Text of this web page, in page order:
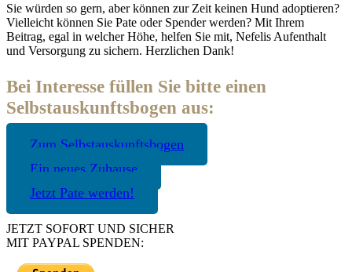
Sie würden so gern, aber können zur Zeit keinen Hund adoptieren?
Vielleicht können Sie Pate oder Spender werden? Mit Ihrem
Beitrag, egal in welcher Höhe, helfen Sie mit, Nefelis Aufenthalt
und Versorgung zu sichern. Herzlichen Dank!
Bei Interesse füllen Sie bitte einen
Selbstauskunftsbogen aus:
Zum Selbstauskunftsbogen
Ein neues Zuhause
Jetzt Pate werden!
JETZT SOFORT UND SICHER
MIT PAYPAL SPENDEN: